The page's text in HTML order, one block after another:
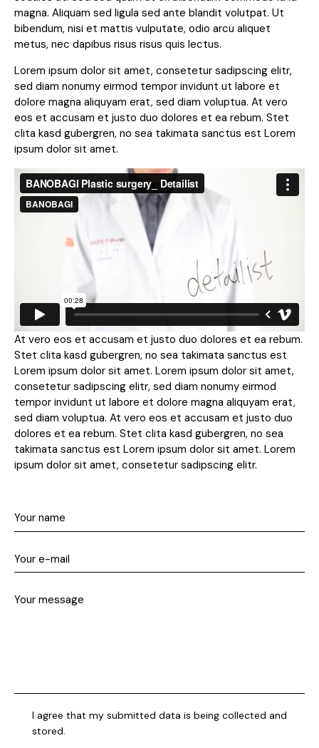
magna. Aliquam sed ligula sed ante blandit volutpat. Ut
bibendum, nisi et mattis vulputate, odio arcu aliquet
metus, nec dapibus risus risus quis lectus.
Lorem ipsum dolor sit amet, consetetur sadipscing elitr,
sed diam nonumy eirmod tempor invidunt ut labore et
dolore magna aliquyam erat, sed diam voluptua. At vero
eos et accusam et justo duo dolores et ea rebum. Stet
clita kasd gubergren, no sea takimata sanctus est Lorem
ipsum dolor sit amet.
At vero eos et accusam et justo duo dolores et ea rebum.
Stet clita kasd gubergren, no sea takimata sanctus est
Lorem ipsum dolor sit amet. Lorem ipsum dolor sit amet,
consetetur sadipscing elitr, sed diam nonumy eirmod
tempor invidunt ut labore et dolore magna aliquyam erat,
sed diam voluptua. At vero eos et accusam et justo duo
dolores et ea rebum. Stet clita kasd gubergren, no sea
takimata sanctus est Lorem ipsum dolor sit amet. Lorem
ipsum dolor sit amet, consetetur sadipscing elitr.
I agree that my submitted data is being collected and
stored.